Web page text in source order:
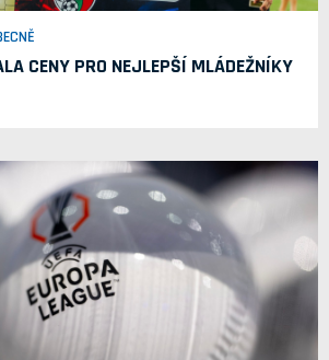
CENY PRO NEJLEPŠÍ MLÁDEŽNÍKY